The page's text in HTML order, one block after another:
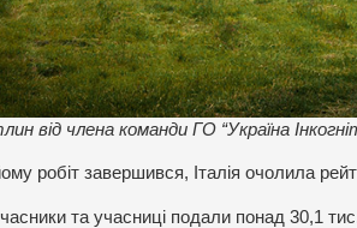
від члена команди ГО “Україна
робіт завершився, Італія очолила
та учасниці подали понад 30,1